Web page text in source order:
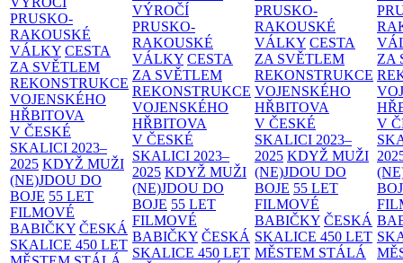
PRUSKO-
RAKOUSKÉ
VÁLKY CESTA
ZA SVĚTLEM
REKONSTRUKCE
VOJENSKÉHO
HŘBITOVA
V ČESKÉ
SKALICI 2023–
2025 KDYŽ MUŽI
(NE)JDOU DO
BOJE 55 LET
FILMOVÉ
BABIČKY ČESKÁ
SKALICE 450 LET
VÝROČÍ
PRUSKO-
RAKOUSKÉ
VÁLKY CESTA
ZA SVĚTLEM
REKONSTRUKCE
VOJENSKÉHO
HŘBITOVA
V ČESKÉ
SKALICI 2023–
2025 KDYŽ MUŽI
(NE)JDOU DO
BOJE 55 LET
FILMOVÉ
BABIČKY ČESKÁ
SKALICE 450 LET
PRUSKO-
RAKOUSKÉ
VÁLKY CESTA
ZA SVĚTLEM
REKONSTRUKCE
VOJENSKÉHO
HŘBITOVA
V ČESKÉ
SKALICI 2023–
2025 KDYŽ MUŽI
(NE)JDOU DO
BOJE 55 LET
FILMOVÉ
BABIČKY ČESKÁ
SKALICE 450 LET
MĚSTEM STÁLÁ
ZA
V